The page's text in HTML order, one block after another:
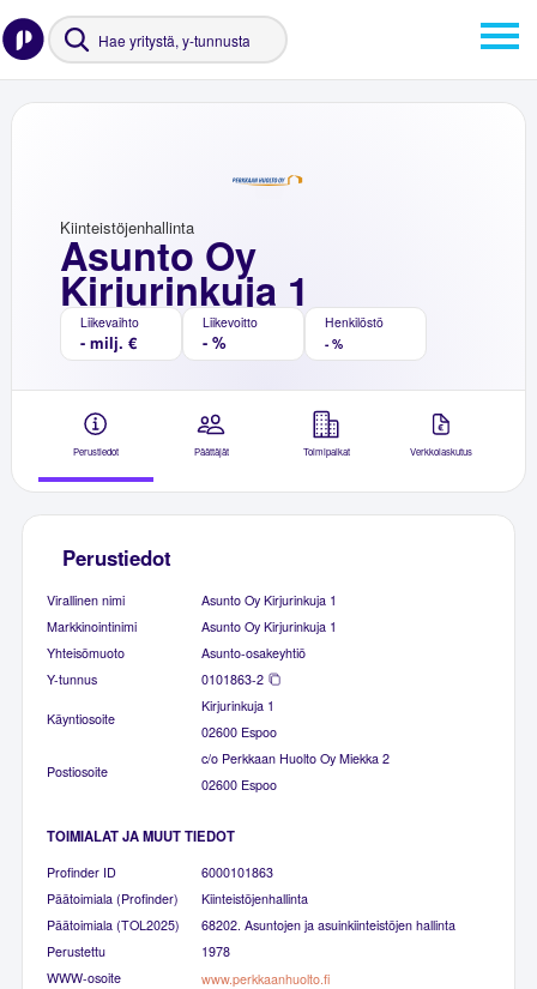
Asunto Oy
Kirjurinkuja 1
Kiinteistöjenhallinta
Liikevaihto
- milj. €
Liikevoitto
- %
Henkilöstö
- %
Perustiedot Päättäjät Toimipaikat Verkkolaskutus
Perustiedot
Virallinen nimi
Asunto Oy Kirjurinkuja 1
Markkinointinimi
Asunto Oy Kirjurinkuja 1
Yhteisömuoto
Asunto-osakeyhtiö
Y-tunnus
0101863-2
Käyntiosoite
Kirjurinkuja 1
02600 Espoo
Postiosoite
c/o Perkkaan Huolto Oy Miekka 2
02600 Espoo
TOIMIALAT JA MUUT TIEDOT
Profinder ID
6000101863
Päätoimiala (Profinder)
Kiinteistöjenhallinta
Päätoimiala (TOL2025)
68202. Asuntojen ja asuinkiinteistöjen hallinta
Perustettu
1978
WWW-osoite
www.perkkaanhuolto.fi